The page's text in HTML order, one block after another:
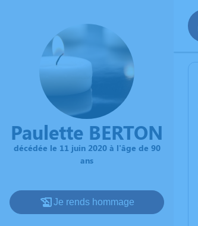
Paulette BERTON
décédée le 11 juin 2020 à l'âge de 90
ans
Je rends hommage